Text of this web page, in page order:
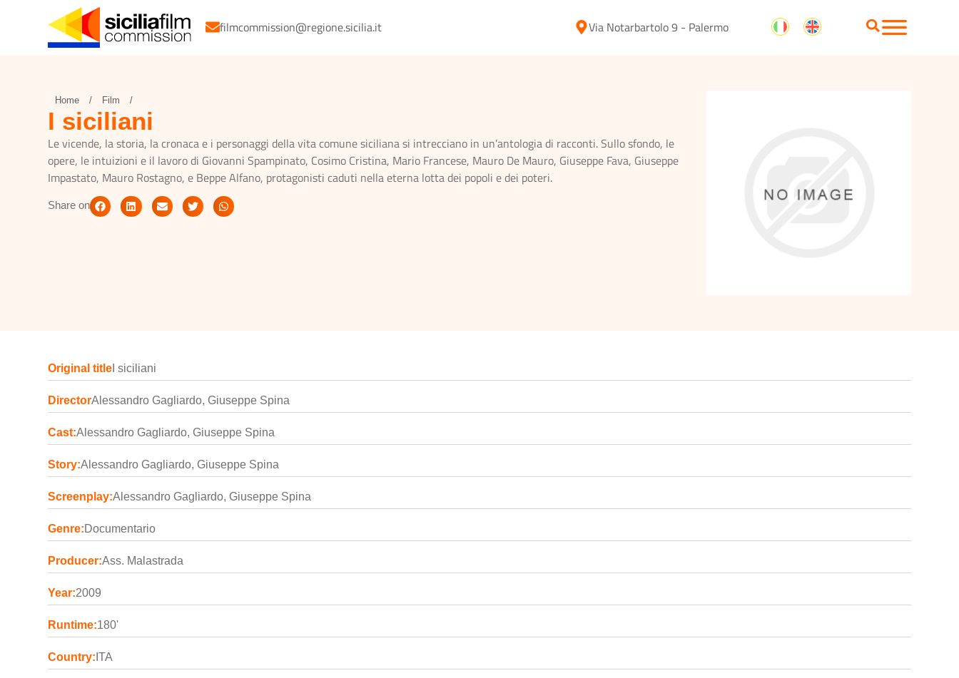
filmcommission@regione.sicilia.it Via Notarbartolo 9 - Palermo
Home / Film /
I siciliani
Le vicende, la storia, la cronaca e i personaggi della vita comune siciliana si intrecciano in un’antologia di racconti. Sullo sfondo, le
opere, le intuizioni e il lavoro di Giovanni Spampinato, Cosimo Cristina, Mario Francese, Mauro De Mauro, Giuseppe Fava, Giuseppe
Impastato, Mauro Rostagno, e Beppe Alfano, protagonisti caduti nella eterna lotta dei popoli e dei poteri.
Share on
Original title I siciliani
DirectorAlessandro Gagliardo, Giuseppe Spina
Cast:Alessandro Gagliardo, Giuseppe Spina
Story:Alessandro Gagliardo, Giuseppe Spina
Screenplay:Alessandro Gagliardo, Giuseppe Spina
Genre:Documentario
Producer:Ass. Malastrada
Year:2009
Runtime:180'
Country: ITA